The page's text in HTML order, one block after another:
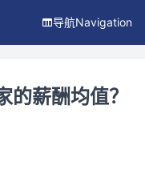
导航Navigation
薪酬均值？